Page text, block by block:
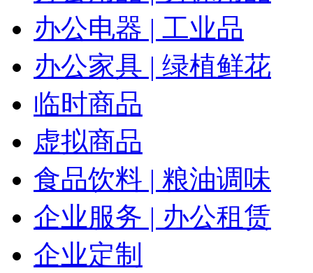
办公电器 | 工业品
办公家具 | 绿植鲜花
临时商品
虚拟商品
食品饮料 | 粮油调味
企业服务 | 办公租赁
企业定制